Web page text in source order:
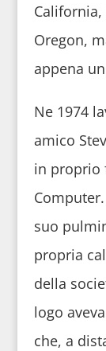
California,
Oregon,
appena
Ne 1974
amico
in proprio
suo
propria
della
logo
che, a